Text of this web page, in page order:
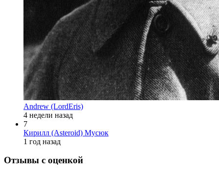
Andrew (LordEris)
4 недели назад
7
Кирилл (Asteroid) Мусюк
1 год назад
Отзывы с оценкой